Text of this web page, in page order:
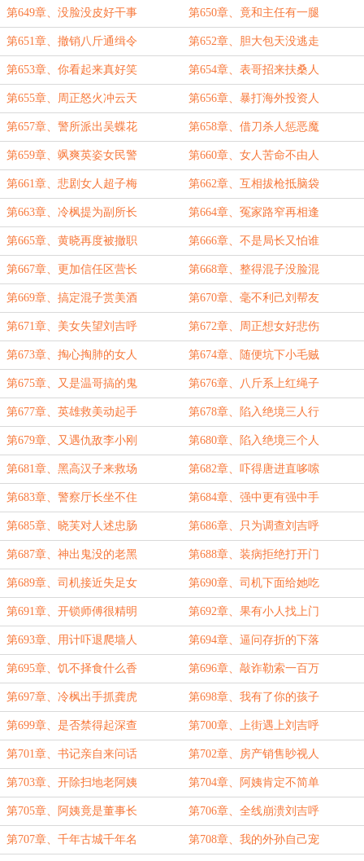
第649章、没脸没皮好干事 第650章、竟和主任有一腿
第651章、撤销八斤通缉令 第652章、胆大包天没逃走
第653章、你看起来真好笑 第654章、表哥招来扶桑人
第655章、周正怒火冲云天 第656章、暴打海外投资人
第657章、警所派出吴蝶花 第658章、借刀杀人惩恶魔
第659章、飒爽英姿女民警 第660章、女人苦命不由人
第661章、悲剧女人超子梅 第662章、互相拔枪抵脑袋
第663章、冷枫提为副所长 第664章、冤家路窄再相逢
第665章、黄晓再度被撤职 第666章、不是局长又怕谁
第667章、更加信任区营长 第668章、整得混子没脸混
第669章、搞定混子赏美酒 第670章、毫不利己刘帮友
第671章、美女失望刘吉呼 第672章、周正想女好悲伤
第673章、掏心掏肺的女人 第674章、随便坑下小毛贼
第675章、又是温哥搞的鬼 第676章、八斤系上红绳子
第677章、英雄救美动起手 第678章、陷入绝境三人行
第679章、又遇仇敌李小刚 第680章、陷入绝境三个人
第681章、黑高汉子来救场 第682章、吓得唐进直哆嗦
第683章、警察厅长坐不住 第684章、强中更有强中手
第685章、晓芙对人述忠肠 第686章、只为调查刘吉呼
第687章、神出鬼没的老黑 第688章、装病拒绝打开门
第689章、司机接近失足女 第690章、司机下面给她吃
第691章、开锁师傅很精明 第692章、果有小人找上门
第693章、用计吓退爬墙人 第694章、逼问存折的下落
第695章、饥不择食什么香 第696章、敲诈勒索一百万
第697章、冷枫出手抓龚虎 第698章、我有了你的孩子
第699章、是否禁得起深查 第700章、上街遇上刘吉呼
第701章、书记亲自来问话 第702章、房产销售眇视人
第703章、开除扫地老阿姨 第704章、阿姨肯定不简单
第705章、阿姨竟是董事长 第706章、全线崩溃刘吉呼
第707章、千年古城千年名 第708章、我的外孙自己宠